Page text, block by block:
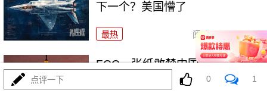
下一个？美国懵了
最热 阅读 18033
FCC一张纸敢禁中国机器人和逆
变器？中方挑明了
点评一下 0 1